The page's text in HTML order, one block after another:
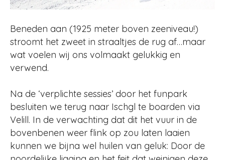
Beneden aan (1925 meter boven zeeniveau!)
stroomt het zweet in straaltjes de rug af…maar
wat voelen wij ons volmaakt gelukkig en
verwend.
Na de ‘verplichte sessies’ door het funpark
besluiten we terug naar Ischgl te boarden via
Velill. In de verwachting dat dit het vuur in de
bovenbenen weer flink op zou laten laaien
kunnen we bijna wel huilen van geluk: Door de